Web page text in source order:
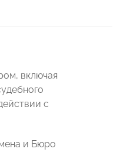
включая
с
и Бюро